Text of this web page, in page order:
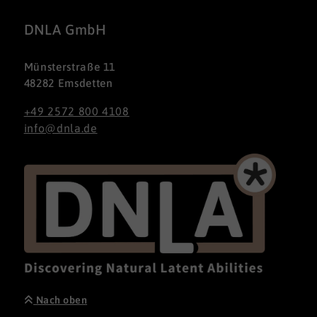
DNLA GmbH
Münsterstraße 11
48282 Emsdetten
+49 2572 800 4108
info@dnla.de
Nach oben